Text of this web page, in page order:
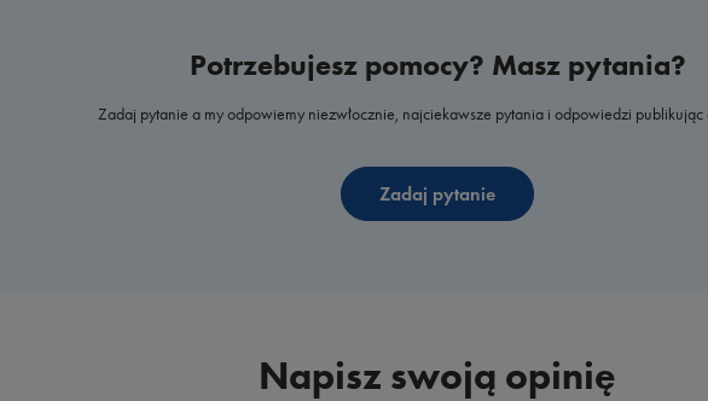
Potrzebujesz pomocy? Masz pytania?
Zadaj pytanie a my odpowiemy niezwłocznie, najciekawsze pytania i odpowiedzi publikując
Zadaj pytanie
Napisz swoją opinię